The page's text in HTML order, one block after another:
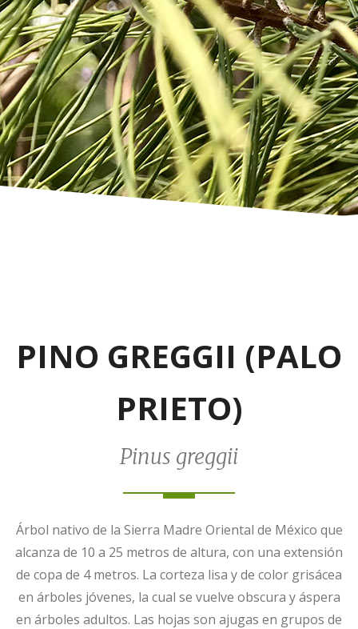
PINO GREGGII (PALO
PRIETO)
Pinus greggii
Árbol nativo de la Sierra Madre Oriental de México que
alcanza de 10 a 25 metros de altura, con una extensión
de copa de 4 metros. La corteza lisa y de color grisácea
en árboles jóvenes, la cual se vuelve obscura y áspera
en árboles adultos. Las hojas son ajugas en grupos de